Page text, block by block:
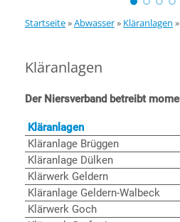
Startseite»Abwasser» Kläranlagen »
Kläranlagen
Der Niersverband betreibt
Kläranlagen
Kläranlage Brüggen
Kläranlage Dülken
Klärwerk Geldern
Kläranlage Geldern-Walbeck
Klärwerk Goch